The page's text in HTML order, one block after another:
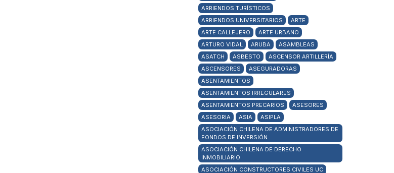
ARRIENDOS TURÍSTICOS
ARRIENDOS UNIVERSITARIOS
ARTE
ARTE CALLEJERO
ARTE URBANO
ARTURO VIDAL
ARUBA
ASAMBLEAS
ASATCH
ASBESTO
ASCENSOR ARTILLERÍA
ASCENSORES
ASEGURADORAS
ASENTAMIENTOS
ASENTAMIENTOS IRREGULARES
ASENTAMIENTOS PRECARIOS
ASESORES
ASESORIA
ASIA
ASIPLA
ASOCIACIÓN CHILENA DE ADMINISTRADORES DE
FONDOS DE INVERSIÓN
ASOCIACIÓN CHILENA DE DERECHO
INMOBILIARIO
ASOCIACIÓN CONSTRUCTORES CIVILES UC